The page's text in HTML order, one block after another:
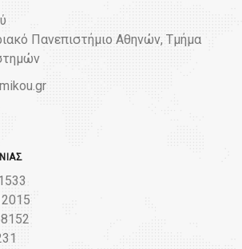
Πανεπιστήμιο Αθηνών, Τμήμα